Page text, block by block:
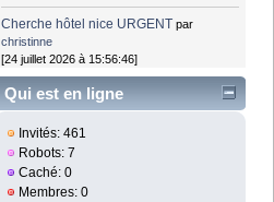
Cherche hôtel nice URGENT par
christinne
[24 juillet 2026 à 15:56:46]
Qui est en ligne
Invités: 461
Robots: 7
Caché: 0
Membres: 0